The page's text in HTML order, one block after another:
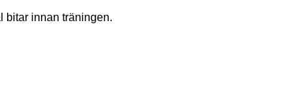
bitar innan träningen.